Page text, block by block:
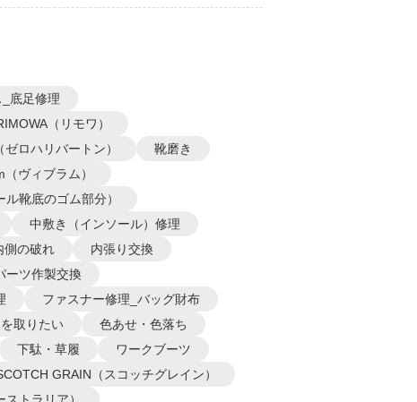
底足修理
（リモワ）
ロハリバートン）
靴磨き
ヴィブラム）
靴底のゴム部分）
中敷き（インソール）修理
側の破れ
内張り交換
ーツ作製交換
ファスナー修理_バッグ財布
取りたい
色あせ・色落ち
下駄・草履
ワークブーツ
GRAIN（スコッチグレイン）
トラリア）